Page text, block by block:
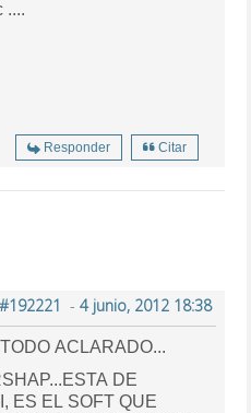
....
Responder Citar
#192221 - 4 junio, 2012 18:38
ACLARADO...
DE
ES EL SOFT QUE